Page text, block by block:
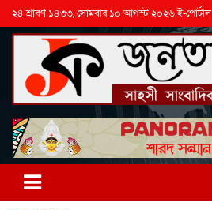
২৪ শ্রাবণ ১৪৩৩, সোমবার ১০ আগস্ট ২০২৬ ই-পোর্টাল